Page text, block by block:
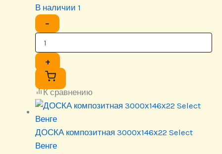
В наличии 1
−
+
К сравнению
ДОСКА композитная 3000х146х22 Select
Венге